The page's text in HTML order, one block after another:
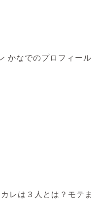
かなでのプロフィール
レは３人とは？モテま